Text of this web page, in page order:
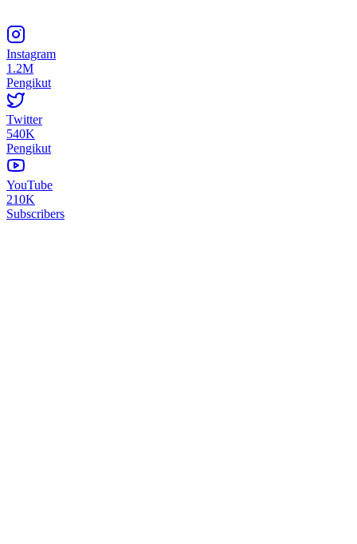
Instagram
1.2M
Pengikut
Twitter
540K
Pengikut
YouTube
210K
Subscribers